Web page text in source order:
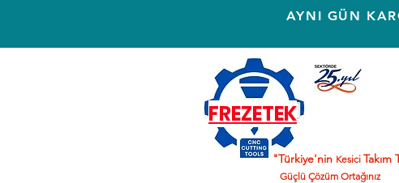
AYNI GÜN
FREZETEK
"Türkiye'nin Kesici Takım
Güçlü Çözüm Ortağınız